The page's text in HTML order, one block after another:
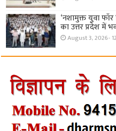
‘नशामुक्त युवा
का उत्तर प्रदेश में
August 3, 2026-